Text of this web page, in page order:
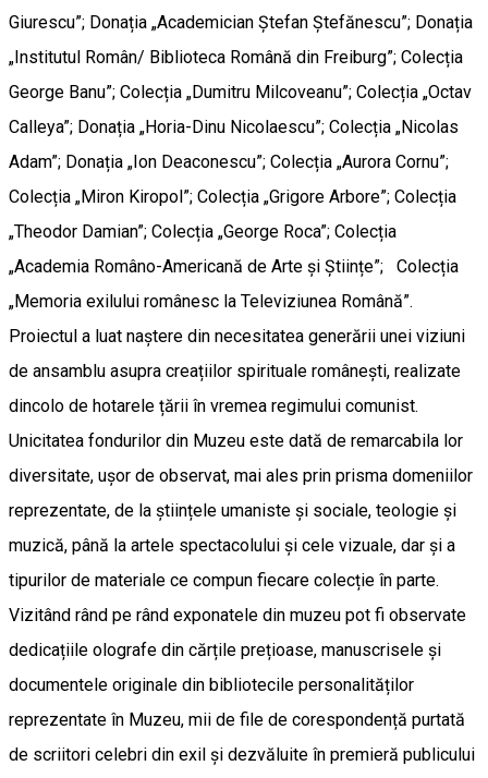
Giurescu”; Donația „Academician Ștefan Ștefănescu”; Donația
„Institutul Român/ Biblioteca Română din Freiburg”; Colecția
George Banu”; Colecția „Dumitru Milcoveanu”; Colecția „Octav
Calleya”; Donația „Horia-Dinu Nicolaescu”; Colecția „Nicolas
Adam”; Donația „Ion Deaconescu”; Colecția „Aurora Cornu”;
Colecția „Miron Kiropol”; Colecția „Grigore Arbore”; Colecția
„Theodor Damian”; Colecția „George Roca”; Colecția
„Academia Româno-Americană de Arte și Științe”; Colecția
„Memoria exilului românesc la Televiziunea Română”.
Proiectul a luat naștere din necesitatea generării unei viziuni
de ansamblu asupra creațiilor spirituale românești, realizate
dincolo de hotarele țării în vremea regimului comunist.
Unicitatea fondurilor din Muzeu este dată de remarcabila lor
diversitate, ușor de observat, mai ales prin prisma domeniilor
reprezentate, de la științele umaniste și sociale, teologie și
muzică, până la artele spectacolului și cele vizuale, dar și a
tipurilor de materiale ce compun fiecare colecție în parte.
Vizitând rând pe rând exponatele din muzeu pot fi observate
dedicațiile olografe din cărțile prețioase, manuscrisele și
documentele originale din bibliotecile personalităților
reprezentate în Muzeu, mii de file de corespondență purtată
de scriitori celebri din exil și dezvăluite în premieră publicului